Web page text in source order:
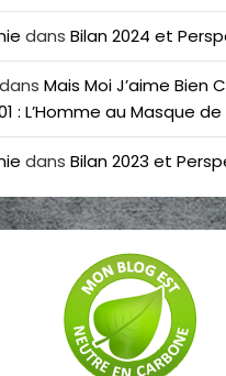
dansBilan 2024 et
dansMais Moi J’aime Bien
: L’Homme au Masque de
dansBilan 2023 et